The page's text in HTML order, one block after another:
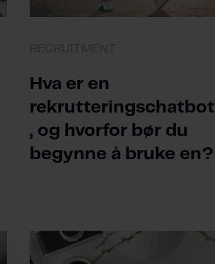
Hva er en
rekrutteringschatbot
, og hvorfor bør du
begynne å bruke en?